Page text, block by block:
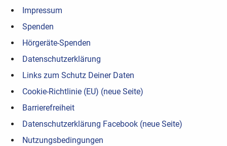
Impressum
Spenden
Hörgeräte-Spenden
Datenschutzerklärung
Links zum Schutz Deiner Daten
Cookie-Richtlinie (EU) (neue Seite)
Barrierefreiheit
Datenschutzerklärung Facebook (neue Seite)
Nutzungsbedingungen